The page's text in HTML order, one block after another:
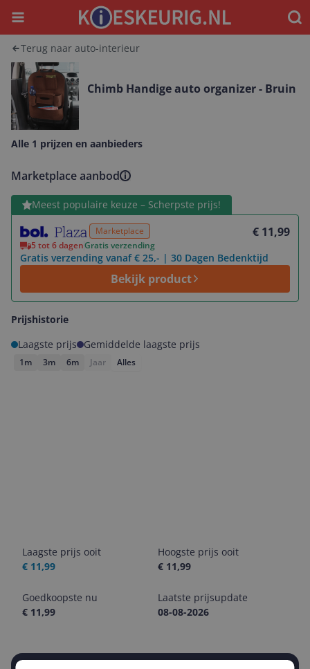
Menu
Terug naar auto-interieur
Chimb Handige auto organizer - Bruin
Alle 1 prijzen en aanbieders
Marketplace aanbod
Meest populaire keuze – Scherpste prijs!
Marketplace € 11,99
5 tot 6 dagenGratis verzending
Gratis verzending vanaf € 25,- | 30 Dagen Bedenktijd
Bekijk product
Bekijk product
Prijshistorie
Laagste prijs
Gemiddelde laagste prijs
1m 3m 6m Jaar Alles
Laagste prijs ooit
€ 11,99
Hoogste prijs ooit
€ 11,99
Goedkoopste nu
€ 11,99
Laatste prijsupdate
08-08-2026